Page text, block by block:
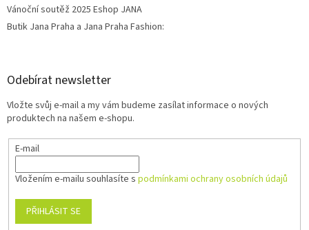
Vánoční soutěž 2025 Eshop JANA
Butik Jana Praha a Jana Praha Fashion:
Odebírat newsletter
Vložte svůj e-mail a my vám budeme zasílat informace o nových
produktech na našem e-shopu.
E-mail
Vložením e-mailu souhlasíte s podmínkami ochrany osobních údajů
PŘIHLÁSIT SE